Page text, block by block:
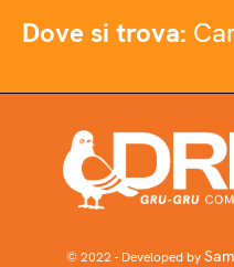
Dove si trova:
© 2022 - Developed by